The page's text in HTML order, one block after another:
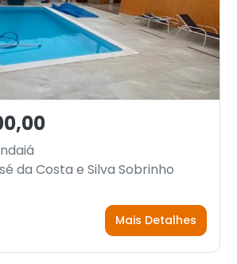
da Costa e Silva Sobrinho
Mais Detalhes